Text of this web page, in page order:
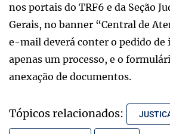
nos portais do TRF6 e da Seção
Gerais, no banner “Central de
e-mail deverá conter o pedido de
apenas um processo, e o
anexação de documentos.
Tópicos relacionados: